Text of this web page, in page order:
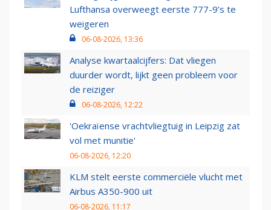
Lufthansa overweegt eerste 777-9’s te
weigeren
06-08-2026, 13:36
Analyse kwartaalcijfers: Dat vliegen
duurder wordt, lijkt geen probleem voor
de reiziger
06-08-2026, 12:22
'Oekraïense vrachtvliegtuig in Leipzig zat
vol met munitie'
06-08-2026, 12:20
KLM stelt eerste commerciële vlucht met
Airbus A350-900 uit
06-08-2026, 11:17